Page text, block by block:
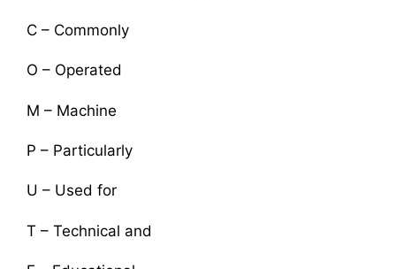
C – Commonly
O – Operated
M – Machine
P – Particularly
U – Used for
T – Technical and